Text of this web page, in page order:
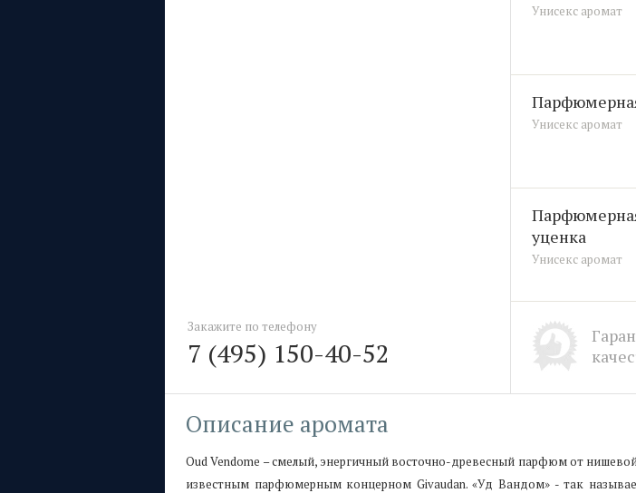
Закажите по телефону
7 (495) 150-40-52
Унисекс аромат
Унисекс аромат
парфюмерная вода 100мл
уценка
Унисекс аромат
Описание аромата
Oud Vendome – смелый, энергичный восточно-древесный парфюм от
известным парфюмерным концерном Givaudan. «Уд Вандом» - так